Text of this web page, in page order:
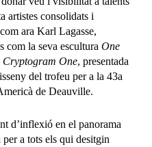
artistes consolidats i
ara Karl Lagasse,
com la seva esculturaOne
Cryptogram One, presentada
del trofeu per a la 43a
de Deauville.
d’inflexió en el panorama
a tots els qui desitgin